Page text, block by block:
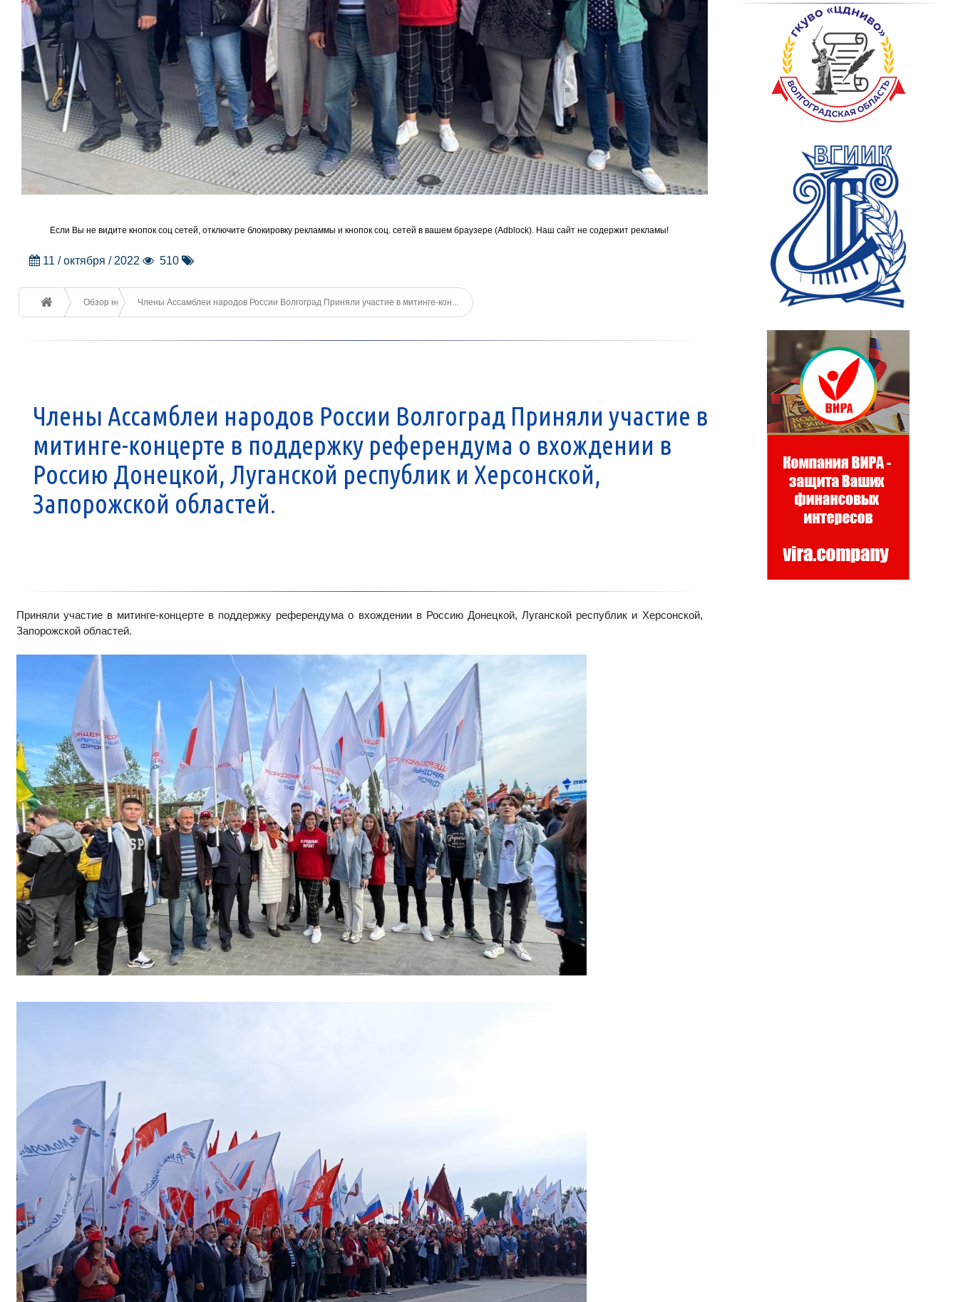
Если Вы не видите кнопок соц сетей, отключите блокировку рекламмы и кнопок соц. сетей в вашем браузере (Adblock). Наш сайт не содержит рекламы!
11 / октября / 2022 510
Обзор новостейЧлены Ассамблеи народов России Волгоград Приняли участие в митинге-кон...
Члены Ассамблеи народов России Волгоград Приняли участие в
митинге-концерте в поддержку референдума о вхождении в
Россию Донецкой, Луганской республик и Херсонской,
Запорожской областей.
Приняли участие в митинге-концерте в поддержку референдума о вхождении в Россию Донецкой, Луганской республик и Херсонской,
Запорожской областей.